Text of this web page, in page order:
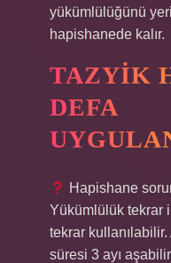
yükümlülüğünü
hapishanede kalır.
TAZYIK
DEFA
Hapishane
Yükümlülük tekrar
tekrar
süresi 3 ayı